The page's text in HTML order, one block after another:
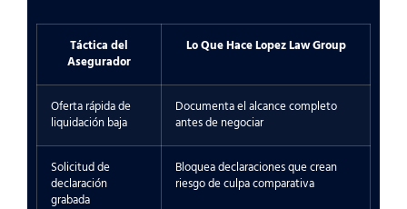
Táctica del
Asegurador
Lo Que Hace Lopez Law Group
Oferta rápida de
liquidación baja
Documenta el alcance completo
antes de negociar
Solicitud de
declaración
grabada
Bloquea declaraciones que crean
riesgo de culpa comparativa